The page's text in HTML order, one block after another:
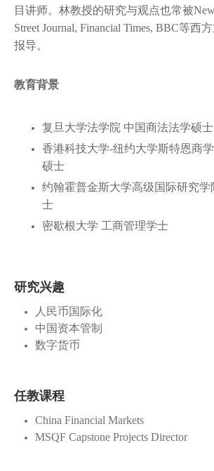
目讲师。林教授的研究与观点也常被
Street Journal, Financial Times, BBC等西
报导。
教育背景
复旦大学法学院 中国商法法学硕士
香港科技大学-纽约大学斯特恩商
硕士
约翰霍普金斯大学高级国际研究学
士
密歇根大学 工商管理学士
研究兴趣
人民币国际化
中国资本管制
数字货币
任教课程
China Financial Markets
MSQF Capstone Projects Director